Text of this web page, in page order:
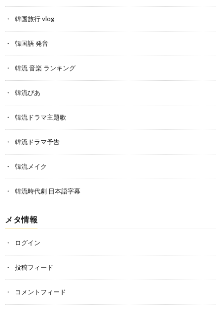
韓国旅行 vlog
韓国語 発音
韓流 音楽 ランキング
韓流ぴあ
韓流ドラマ主題歌
韓流ドラマ予告
韓流メイク
韓流時代劇 日本語字幕
メタ情報
ログイン
投稿フィード
コメントフィード